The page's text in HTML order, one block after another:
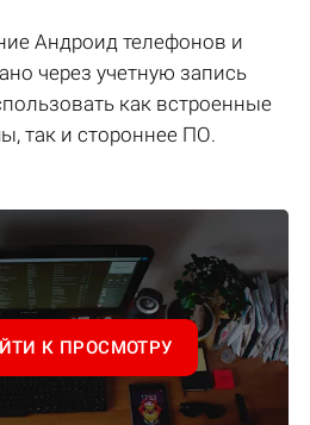
Андроид телефонов и
через учетную запись
как встроенные
так и стороннее ПО.
К ПРОСМОТРУ